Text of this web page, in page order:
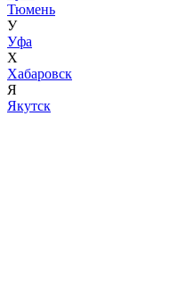
Тюмень
У
Уфа
Х
Хабаровск
Я
Якутск